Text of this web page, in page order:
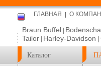
Каталог
ГЛАВНАЯ О
Braun Buffel
Tailor Harley-Davidson